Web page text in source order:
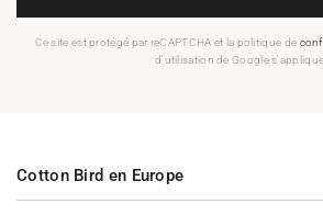
Ce site est protégé par reCAPTCHA et la politique de
d'utilisation de Google
Cotton Bird en Europe